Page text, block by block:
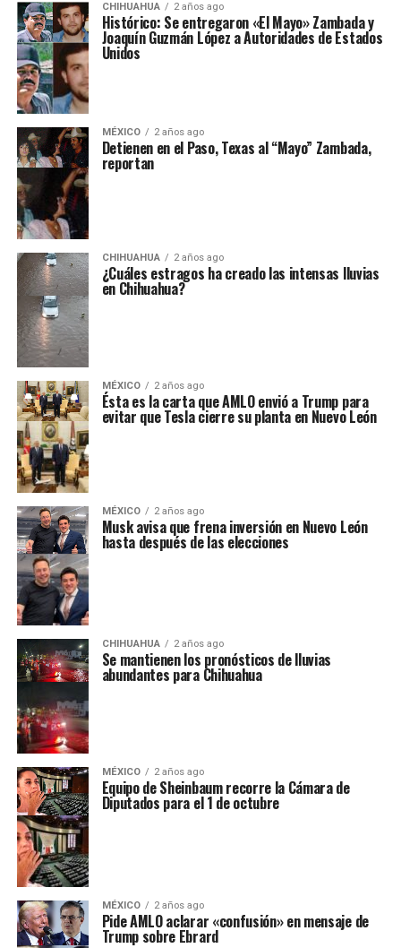
CHIHUAHUA 2 años ago
Histórico: Se entregaron «El Mayo» Zambada y
Joaquín Guzmán López a Autoridades de Estados
Unidos
MÉXICO 2 años ago
Detienen en el Paso, Texas al “Mayo” Zambada,
reportan
CHIHUAHUA 2 años ago
¿Cuáles estragos ha creado las intensas lluvias
en Chihuahua?
MÉXICO 2 años ago
Ésta es la carta que AMLO envió a Trump para
evitar que Tesla cierre su planta en Nuevo León
MÉXICO 2 años ago
Musk avisa que frena inversión en Nuevo León
hasta después de las elecciones
CHIHUAHUA 2 años ago
Se mantienen los pronósticos de lluvias
abundantes para Chihuahua
MÉXICO 2 años ago
Equipo de Sheinbaum recorre la Cámara de
Diputados para el 1 de octubre
MÉXICO 2 años ago
Pide AMLO aclarar «confusión» en mensaje de
Trump sobre Ebrard